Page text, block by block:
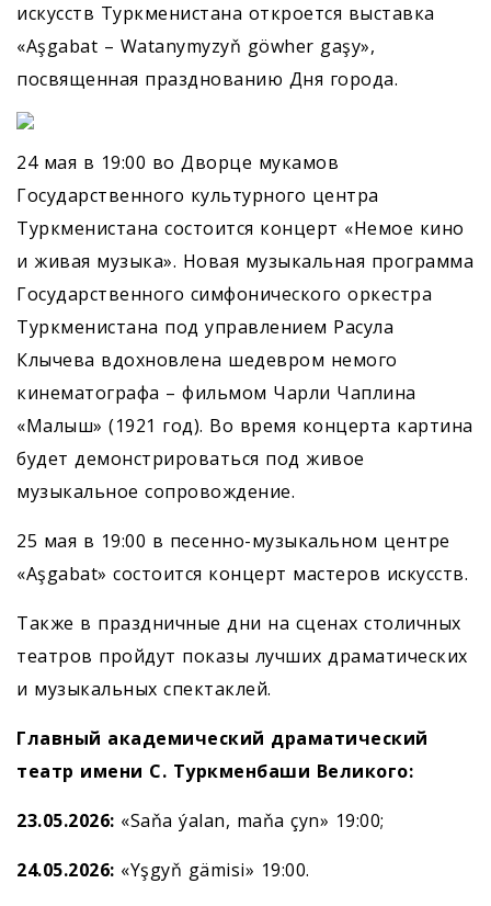
искусств Туркменистана откроется выставка
«Aşgabat – Watanymyzyň göwher gaşy»,
посвященная празднованию Дня города.
24 мая в 19:00 во Дворце мукамов
Государственного культурного центра
Туркменистана состоится концерт «Немое кино
и живая музыка». Новая музыкальная программа
Государственного симфонического оркестра
Туркменистана под управлением Расула
Клычева вдохновлена шедевром немого
кинематографа – фильмом Чарли Чаплина
«Малыш» (1921 год). Во время концерта картина
будет демонстрироваться под живое
музыкальное сопровождение.
25 мая в 19:00 в песенно-музыкальном центре
«Aşgabat» состоится концерт мастеров искусств.
Также в праздничные дни на сценах столичных
театров пройдут показы лучших драматических
и музыкальных спектаклей.
Главный академический драматический
театр имени С. Туркменбаши Великого:
23.05.2026: «Saňa ýalan, maňa çyn» 19:00;
24.05.2026: «Yşgyň gämisi» 19:00.